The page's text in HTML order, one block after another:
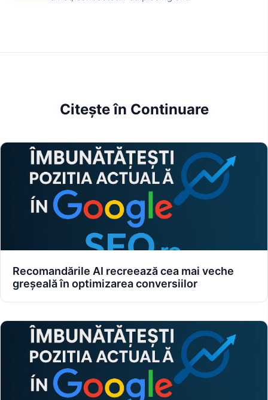
Citește în Continuare
Recomandările AI recreează cea mai veche
greșeală în optimizarea conversiilor